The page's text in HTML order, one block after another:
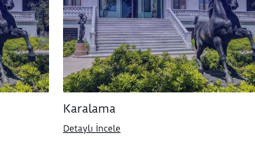
Karalama
Detaylı İncele